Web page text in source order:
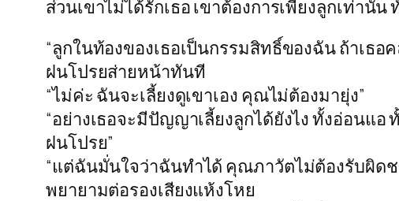
ส่วนเขาไม่ได้รักเธอ เขาต้องการเพียงลูกเท่านั้
“ลูกในท้องของเธอเป็นกรรมสิทธิ์ของฉัน ถ้าเธ
ฝนโปรยส่ายหน้าทันที
“ไม่ค่ะ ฉันจะเลี้ยงดูเขาเอง คุณไม่ต้องมายุ่ง”
“อย่างเธอจะมีปัญญาเลี้ยงลูกได้ยังไง ทั้งอ่อน
ฝนโปรย”
“แต่ฉันมั่นใจว่าฉันทำได้ คุณภาวัตไม่ต้องรับผิด
พยายามต่อรองเสียงแห้งโหย